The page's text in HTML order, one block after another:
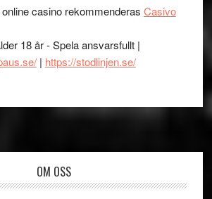
casino rekommenderas Casivo
18 år - Spela ansvarsfullt |
| https://stodlinjen.se/
OM OSS